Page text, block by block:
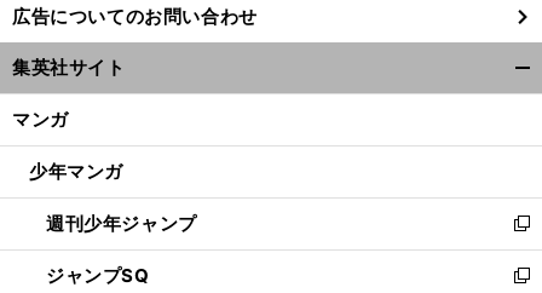
い
ウ
ィ
ン
ウ
開
く
広告についてのお問い合わせ
集英社サイト
マンガ
少年マンガ
週刊少年ジャンプ
新
し
い
ジャンプSQ
新